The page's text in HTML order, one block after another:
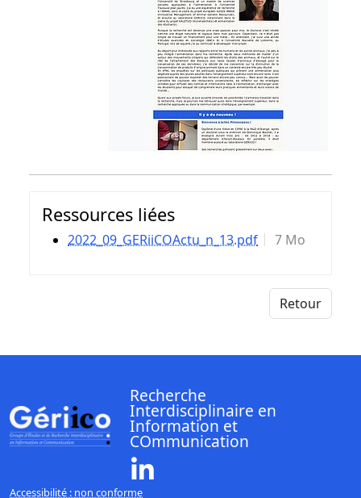
Ressources liées
2022_09_GERiiCOActu_n_13.pdf 7 Mo
Retour
Recherche
Interdisciplinaire en
Information et
COmmunication
Accessibilité : non conforme